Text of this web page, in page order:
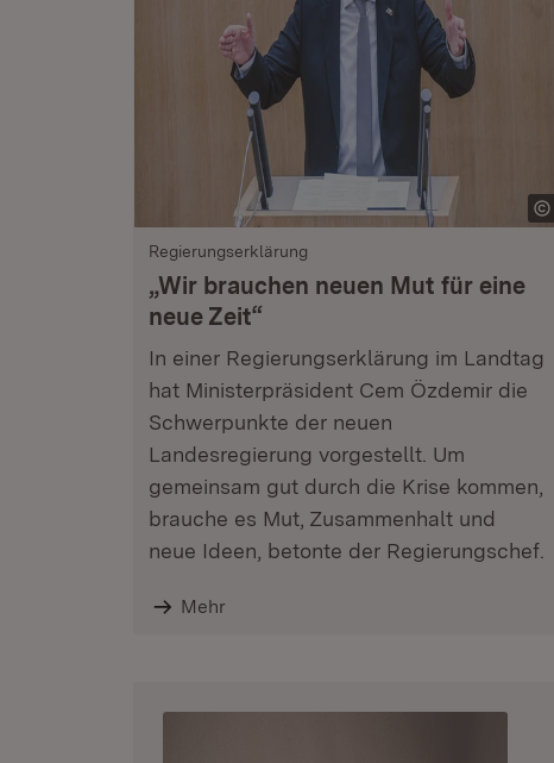
Regierungserklärung
„Wir brauchen neuen Mut für eine
neue Zeit“
In einer Regierungserklärung im Landtag
hat Ministerpräsident Cem Özdemir die
Schwerpunkte der neuen
Landesregierung vorgestellt. Um
gemeinsam gut durch die Krise kommen,
brauche es Mut, Zusammenhalt und
neue Ideen, betonte der Regierungschef.
Mehr